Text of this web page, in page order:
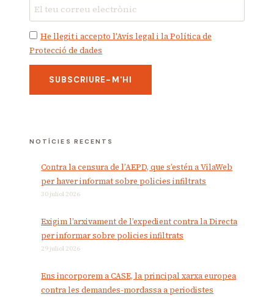
He llegit i accepto l'Avís legal i la Política de
Protecció de dades
NOTÍCIES RECENTS
Contra la censura de l’AEPD, que s’estén a VilaWeb
per haver informat sobre policies infiltrats
30 juliol 2026
Exigim l’arxivament de l’expedient contra la Directa
per informar sobre policies infiltrats
29 juliol 2026
Ens incorporem a CASE, la principal xarxa europea
contra les demandes-mordassa a periodistes